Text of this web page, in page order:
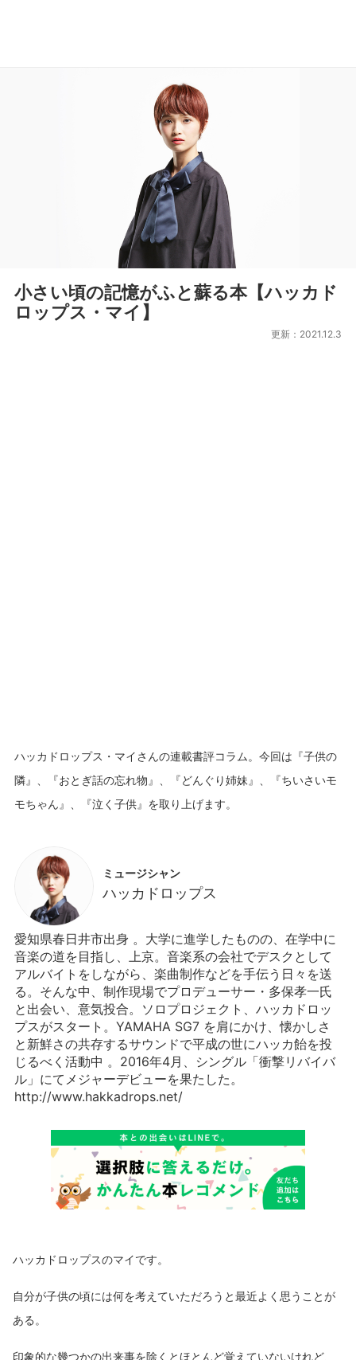
小さい頃の記憶がふと蘇る本【ハッカド
ロップス・マイ】
更新：2021.12.3
ハッカドロップス・マイさんの連載書評コラム。今回は『子供の
隣』、『おとぎ話の忘れ物』、『どんぐり姉妹』、『ちいさいモ
ミュージシャン
ハッカドロップス
愛知県春日井市出身 。大学に進学したものの、在学中に
音楽の道を目指し、上京。音楽系の会社でデスクとして
アルバイトをしながら、楽曲制作などを手伝う日々を送
る。そんな中、制作現場でプロデューサー・多保孝一氏
と出会い、意気投合。ソロプロジェクト、ハッカドロッ
プスがスタート。YAMAHA SG7 を肩にかけ、懐かしさ
と新鮮さの共存するサウンドで平成の世にハッカ飴を投
じるべく活動中 。2016年4月、シングル「衝撃リバイバ
ル」にてメジャーデビューを果たした。
http://www.hakkadrops.net/
ハッカドロップスのマイです。
自分が子供の頃には何を考えていただろうと最近よく思うことが
ある。
印象的な幾つかの出来事を除くとほとんど覚えていないけれど、